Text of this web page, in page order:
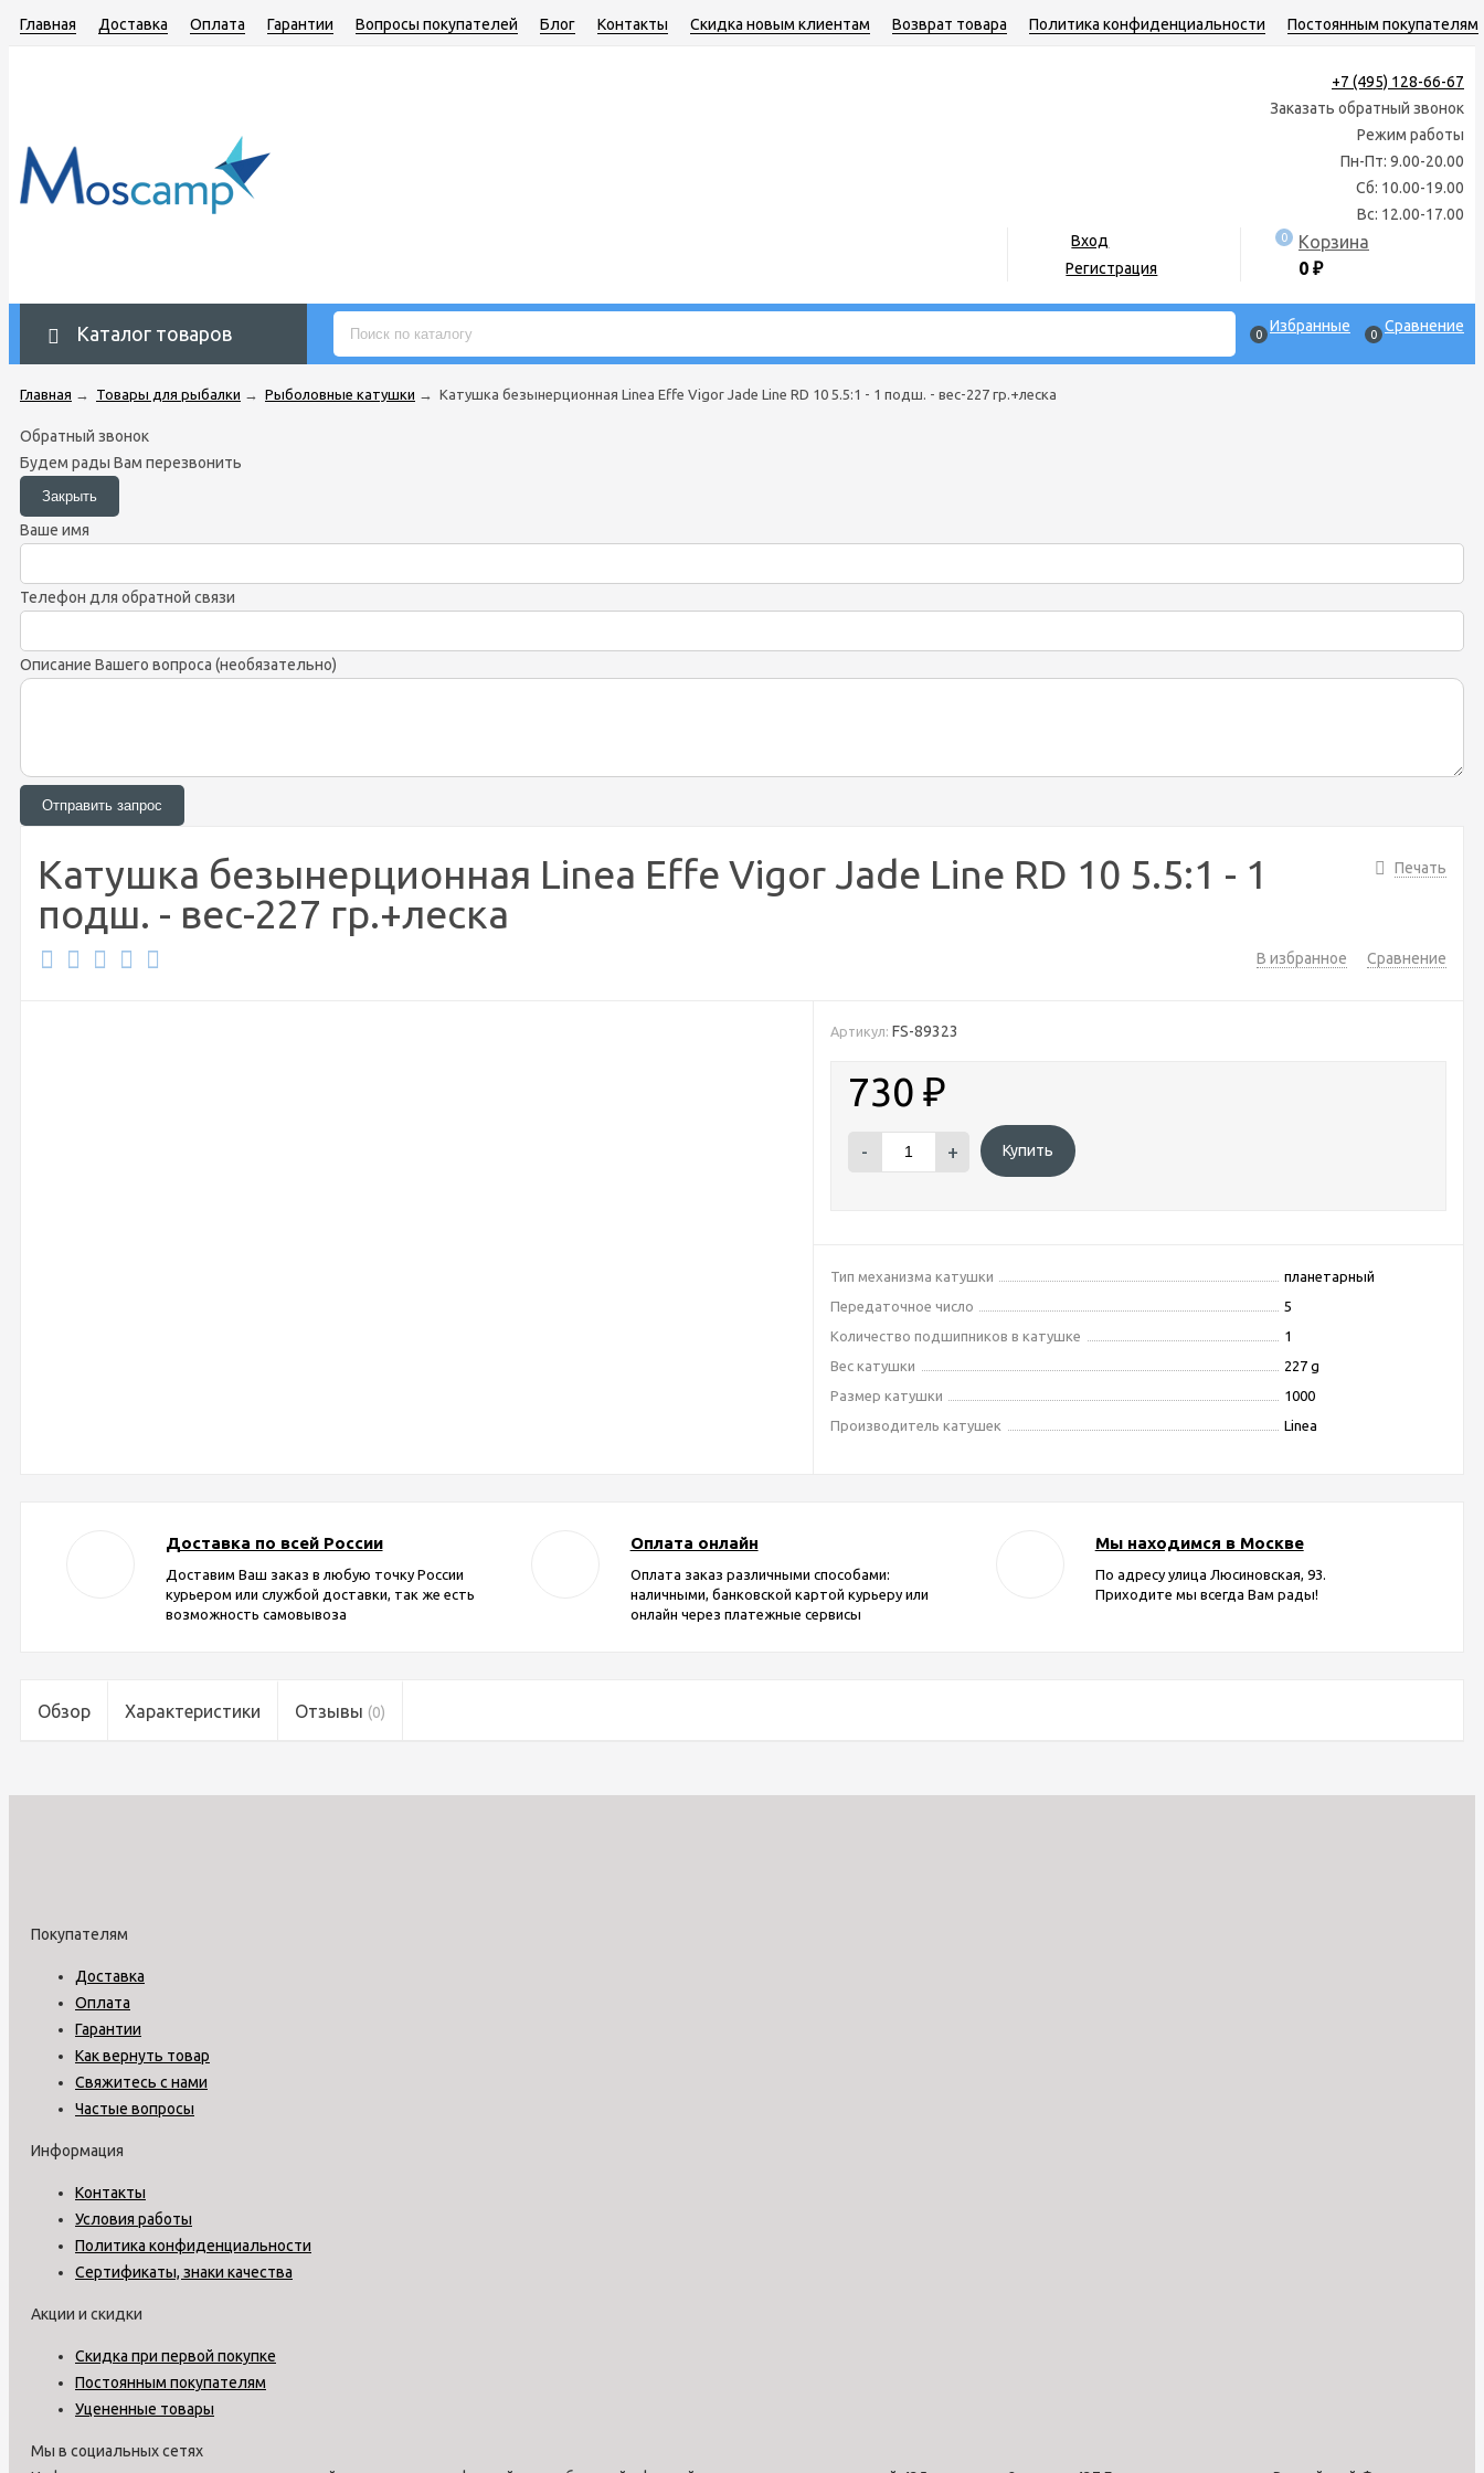
Главная Доставка Оплата Гарантии Вопросы покупателей Блог Контакты Скидка новым клиентам Возврат товара Политика конфиденциальности Постоянным покупателям
+7 (495) 128-66-67
Заказать обратный звонок
Режим работы
Пн-Пт: 9.00-20.00
Сб: 10.00-19.00
Вс: 12.00-17.00
Вход
Регистрация
0
Корзина
0 ₽
Каталог товаров 0 Избранные 0 Сравнение
Главная → Товары для рыбалки → Рыболовные катушки → Катушка безынерционная Linea Effe Vigor Jade Line RD 10 5.5:1 - 1 подш. - вес-227 гр.+леска
Обратный звонок
Будем рады Вам перезвонить
Ваше имя
Телефон для обратной связи
Описание Вашего вопроса (необязательно)
Печать
Катушка безынерционная Linea Effe Vigor Jade Line RD 10 5.5:1 - 1
подш. - вес-227 гр.+леска
В избранное Сравнение
Артикул: FS-89323
730₽
- + Купить
Тип механизма катушки
планетарный
Передаточное число
5
Количество подшипников в катушке
1
Вес катушки
227 g
Размер катушки
1000
Производитель катушек
Linea
Доставка по всей России
Доставим Ваш заказ в любую точку России
курьером или службой доставки, так же есть
возможность самовывоза
Оплата онлайн
Оплата заказ различными способами:
наличными, банковской картой курьеру или
онлайн через платежные сервисы
Мы находимся в Москве
По адресу улица Люсиновская, 93.
Приходите мы всегда Вам рады!
Обзор Характеристики Отзывы (0)
Покупателям
Доставка
Оплата
Гарантии
Как вернуть товар
Свяжитесь с нами
Частые вопросы
Информация
Контакты
Условия работы
Политика конфиденциальности
Сертификаты, знаки качества
Акции и скидки
Скидка при первой покупке
Постоянным покупателям
Уцененные товары
Мы в социальных сетях